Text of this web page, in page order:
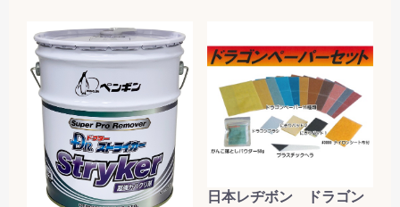
日本レヂボン ドラゴン